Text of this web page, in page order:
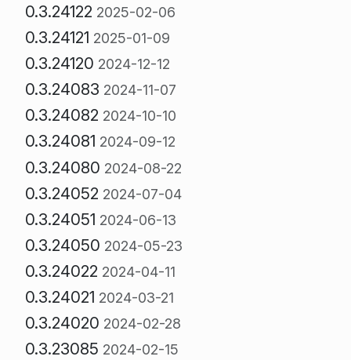
0.3.24122 2025-02-06
0.3.24121 2025-01-09
0.3.24120 2024-12-12
0.3.24083 2024-11-07
0.3.24082 2024-10-10
0.3.24081 2024-09-12
0.3.24080 2024-08-22
0.3.24052 2024-07-04
0.3.24051 2024-06-13
0.3.24050 2024-05-23
0.3.24022 2024-04-11
0.3.24021 2024-03-21
0.3.24020 2024-02-28
0.3.23085 2024-02-15